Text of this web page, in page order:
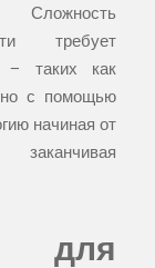
Сложность
требует
− таких как
с помощью
начиная от
заканчивая
для